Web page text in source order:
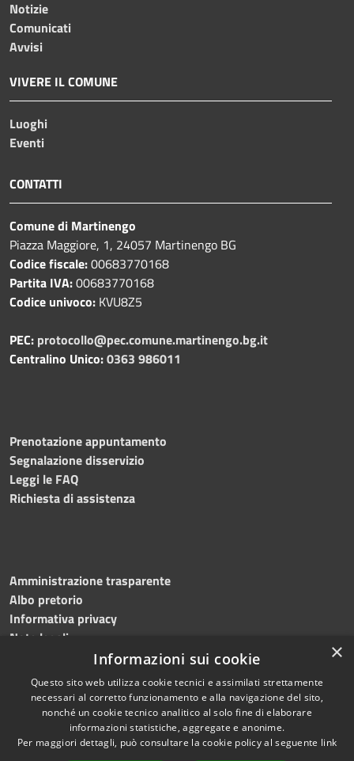
Notizie
Comunicati
Avvisi
VIVERE IL COMUNE
Luoghi
Eventi
CONTATTI
Comune di Martinengo
Piazza Maggiore, 1, 24057 Martinengo BG
Codice fiscale:00683770168
Partita IVA:00683770168
Codice univoco: KVU8Z5
PEC: protocollo@pec.comune.martinengo.bg.it
Centralino Unico:0363 986011
Prenotazione appuntamento
Segnalazione disservizio
Leggi le FAQ
Richiesta di assistenza
Amministrazione trasparente
Albo pretorio
Informativa privacy
Note legali
Dichiarazione di accessibilità
Accessibilità
Copyright © 2026 • Comune di
Martinengo • Powered by
×
Informazioni sui cookie
Questo sito web utilizza cookie tecnici e assimilati strettamente
necessari al corretto funzionamento e alla navigazione del sito,
nonché un cookie tecnico analitico al solo fine di elaborare
informazioni statistiche, aggregate e anonime.
Per maggiori dettagli, può consultare la cookie policy al seguente link